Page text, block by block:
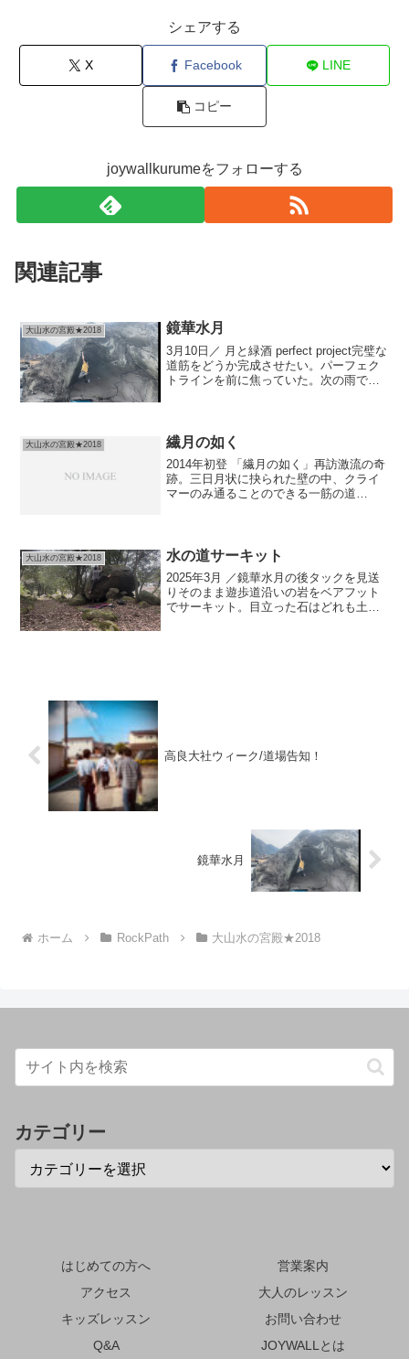
シェアする
X Facebook LINE
コピー
joywallkurumeをフォローする
関連記事
大山水の宮殿★2018 鏡華水月
3月10日／ 月と緑酒 perfect project完璧な
道筋をどうか完成させたい。パーフェク
トラインを前に焦っていた。次の雨で無
た。...
大山水の宮殿★2018 繊月の如く
2014年初登 「繊月の如く」再訪激流の奇
跡。三日月状に抉られた壁の中、クライ
マーのみ通ることのできる一筋の道
は完璧で、マントルを返...
大山水の宮殿★2018 水の道サーキット
2025年3月 ／鏡華水月の後タックを見送
りそのまま遊歩道沿いの岩をベアフット
でサーキット。目立った石はどれも土と
高良大社ウィーク/道場告知！
鏡華水月
ホーム RockPath 大山水の宮殿★2018
カテゴリー
はじめての方へ
営業案内
アクセス
大人のレッスン
キッズレッスン
お問い合わせ
Q&A
JOYWALLとは